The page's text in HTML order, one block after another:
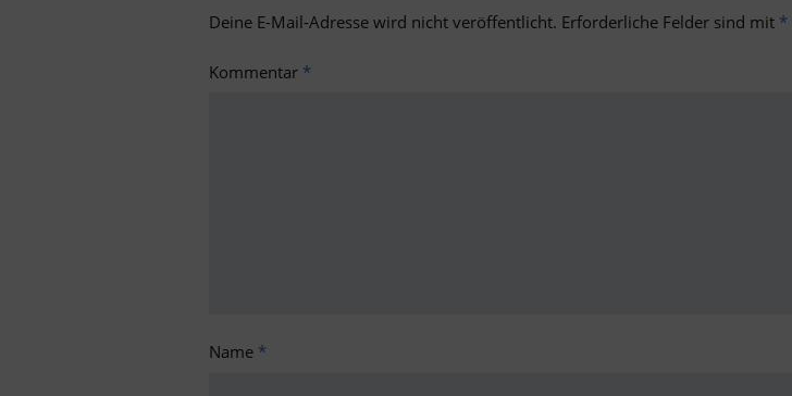
Deine E-Mail-Adresse wird nicht veröffentlicht. Erforderliche Felder sind mit *
Kommentar *
Name *